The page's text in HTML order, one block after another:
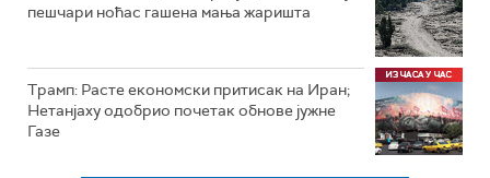
пешчари ноћас гашена мања жаришта
Трамп: Расте економски притисак на Иран;
Нетанјаху одобрио почетак обнове јужне
Газе